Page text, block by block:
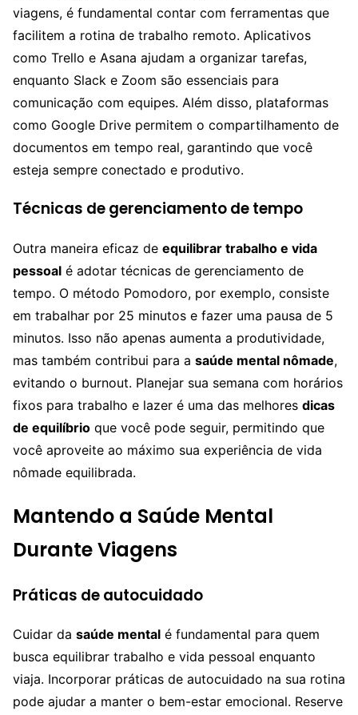
viagens, é fundamental contar com ferramentas que
facilitem a rotina de trabalho remoto. Aplicativos
como Trello e Asana ajudam a organizar tarefas,
enquanto Slack e Zoom são essenciais para
comunicação com equipes. Além disso, plataformas
como Google Drive permitem o compartilhamento de
documentos em tempo real, garantindo que você
esteja sempre conectado e produtivo.
Técnicas de gerenciamento de tempo
Outra maneira eficaz de equilibrar trabalho e vida
pessoal é adotar técnicas de gerenciamento de
tempo. O método Pomodoro, por exemplo, consiste
em trabalhar por 25 minutos e fazer uma pausa de 5
minutos. Isso não apenas aumenta a produtividade,
mas também contribui para a saúde mental nômade,
evitando o burnout. Planejar sua semana com horários
fixos para trabalho e lazer é uma das melhores dicas
de equilíbrio que você pode seguir, permitindo que
você aproveite ao máximo sua experiência de vida
nômade equilibrada.
Mantendo a Saúde Mental
Durante Viagens
Práticas de autocuidado
Cuidar da saúde mental é fundamental para quem
busca equilibrar trabalho e vida pessoal enquanto
viaja. Incorporar práticas de autocuidado na sua rotina
pode ajudar a manter o bem-estar emocional. Reserve